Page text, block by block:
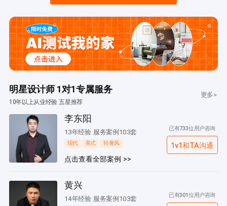
明星设计师 1对1专属服务
10年以上从业经验 五星推荐
更多>
李东阳
13年经验 服务案例103套
现代 美式 轻奢风
点击查看全部案例 >>
已有733位用户咨询
1v1和TA沟通
黄兴
14年经验 服务案例103套 已有301位用户咨询